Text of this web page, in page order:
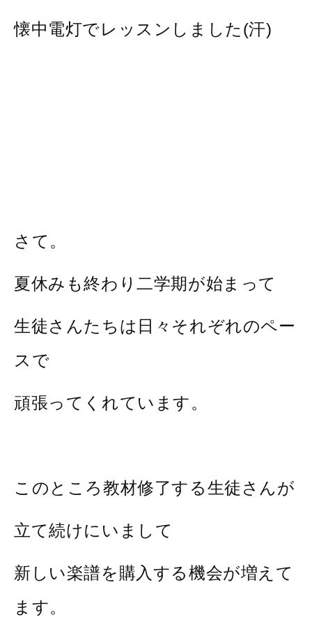
懐中電灯でレッスンしました(汗)
さて。
夏休みも終わり二学期が始まって
生徒さんたちは日々それぞれのペー
スで
頑張ってくれています。
このところ教材修了する生徒さんが
立て続けにいまして
新しい楽譜を購入する機会が増えて
ます。